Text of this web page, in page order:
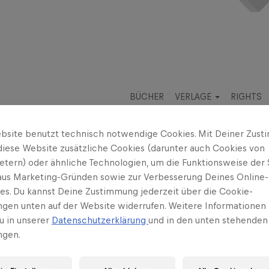
BÜCHER VERLAGE RIGHTS
bekennender Bad Gasteiner, wurde in den besten
den Besten seines Faches gefördert. Er erhielt
benutzt technisch notwendige Cookies. Mit Deiner
Website zusätzliche Cookies (darunter auch Cookies von
oder ähnliche Technologien, um die Funktionsweise der
Marketing-Gründen sowie zur Verbesserung Deines Online-
Du kannst Deine Zustimmung jederzeit über die Cookie-
unten auf der Website widerrufen. Weitere Informationen
in unserer Datenschutzerklärung und in den unten